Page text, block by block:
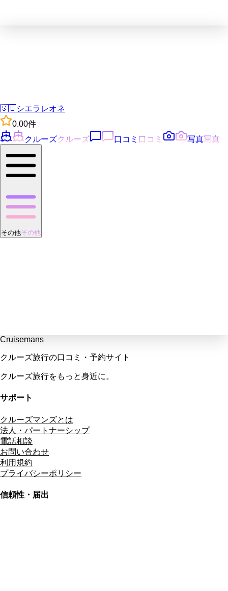
🇸🇱シエラレオネ
0.00件
クルーズクルーズ 口コミ 口コミ 写真写真
その他その他
Cruisemans
クルーズ旅行の口コミ・予約サイト
クルーズ旅行をもっと身近に。
サポート
クルーズマンズとは
法人・パートナーシップ
電話相談
お問い合わせ
利用規約
プライバシーポリシー
信頼性・届出